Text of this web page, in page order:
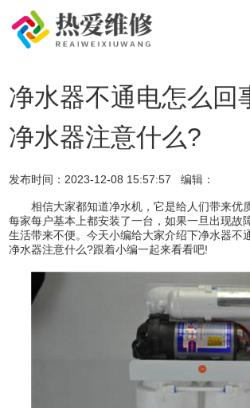
净水器不通电怎么回
净水器注意什么?
发布时间： 2023-12-08 15:57:57 编辑：
相信大家都知道净水机，它是给人们带来优
每家每户基本上都安装了一台，如果一旦出现故
生活带来不便。今天小编给大家介绍下净水器不
净水器注意什么?跟着小编一起来看看吧!